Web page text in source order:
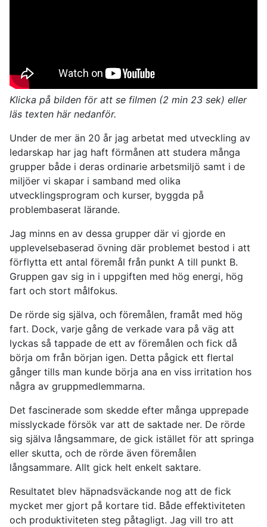
Klicka på bilden för att se filmen (2 min 23 sek) eller
läs texten här nedanför.
Under de mer än 20 år jag arbetat med utveckling av
ledarskap har jag haft förmånen att studera många
grupper både i deras ordinarie arbetsmiljö samt i de
miljöer vi skapar i samband med olika
utvecklingsprogram och kurser, byggda på
problembaserat lärande.
Jag minns en av dessa grupper där vi gjorde en
upplevelsebaserad övning där problemet bestod i att
förflytta ett antal föremål från punkt A till punkt B.
Gruppen gav sig in i uppgiften med hög energi, hög
fart och stort målfokus.
De rörde sig själva, och föremålen, framåt med hög
fart. Dock, varje gång de verkade vara på väg att
lyckas så tappade de ett av föremålen och fick då
börja om från början igen. Detta pågick ett flertal
gånger tills man kunde börja ana en viss irritation hos
några av gruppmedlemmarna.
Det fascinerade som skedde efter många upprepade
misslyckade försök var att de saktade ner. De rörde
sig själva långsammare, de gick istället för att springa
eller skutta, och de rörde även föremålen
långsammare. Allt gick helt enkelt saktare.
Resultatet blev häpnadsväckande nog att de fick
mycket mer gjort på kortare tid. Både effektiviteten
och produktiviteten steg påtagligt. Jag vill tro att